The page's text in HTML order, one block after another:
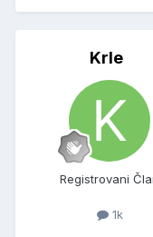
Krle
Registrovani
1k